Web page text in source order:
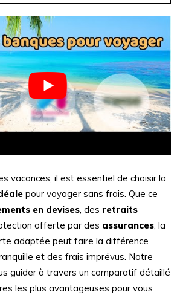
vacances, il est essentiel de choisir la
pour voyager sans frais. Que ce
en devises, des retraits
offerte par des assurances, la
adaptée peut faire la différence
et des frais imprévus. Notre
guider à travers un comparatif détaillé
les plus avantageuses pour vous